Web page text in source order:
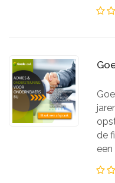
de